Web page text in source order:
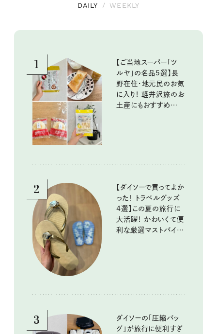
DAILY / WEEKLY
1
【ご当地スーパー「ツ
ルヤ」の名品5選】長
野在住・地元民のお気
に入り！ 軽井沢旅のお
土産にもおすすめのお
2
【ダイソーで買ってよか
った！ トラベルグッズ
4選】この夏の旅行に
大活躍！ かわいくて便
利な厳選マストバイア
3
ダイソーの「圧縮バッ
グ」が旅行に便利すぎ